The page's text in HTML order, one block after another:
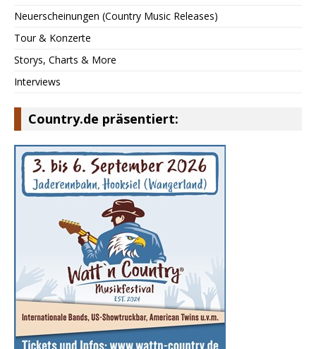
Neuerscheinungen (Country Music Releases)
Tour & Konzerte
Storys, Charts & More
Interviews
Country.de präsentiert: